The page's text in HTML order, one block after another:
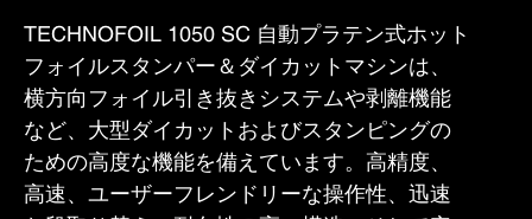
TECHNOFOIL 1050 SC 自動プラテン式ホット
フォイルスタンパー＆ダイカットマシンは、
横方向フォイル引き抜きシステムや剥離機能
など、大型ダイカットおよびスタンピングの
ための高度な機能を備えています。高精度、
高速、ユーザーフレンドリーな操作性、迅速